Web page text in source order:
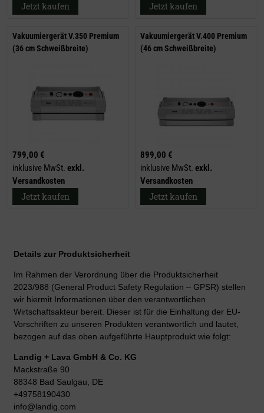
Jetzt kaufen Jetzt kaufen
Vakuumiergerät V.350 Premium
(36 cm Schweißbreite)
799,00 €
inklusive MwSt. exkl.
Versandkosten
Jetzt kaufen
Vakuumiergerät V.400 Premium
(46 cm Schweißbreite)
899,00 €
inklusive MwSt. exkl.
Versandkosten
Jetzt kaufen
Details zur Produktsicherheit
Im Rahmen der Verordnung über die Produktsicherheit
2023/988 (General Product Safety Regulation – GPSR) stellen
wir hiermit Informationen über den verantwortlichen
Wirtschaftsakteur bereit. Dieser ist für die Einhaltung der EU-
Vorschriften zu unseren Produkten verantwortlich und lautet,
bezogen auf das oben aufgeführte Hauptprodukt wie folgt:
Landig + Lava GmbH & Co. KG
Mackstraße 90
88348 Bad Saulgau, DE
+49758190430
info@landig.com